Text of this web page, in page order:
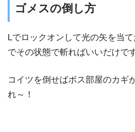
ゴメスの倒し方
Lでロックオンして光の矢を当
でその状態で斬ればいいだけです
コイツを倒せばボス部屋のカギ
れ～！